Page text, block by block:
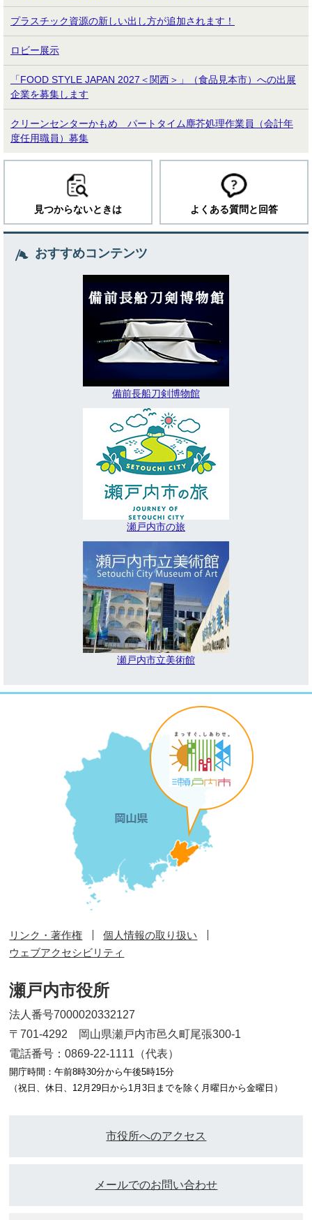
プラスチック資源の新しい出し方が追加されます！
ロビー展示
「FOOD STYLE JAPAN 2027＜関西＞」（食品見本市）への出展
企業を募集します
クリーンセンターかもめ パートタイム塵芥処理作業員（会計年
度任用職員）募集
見つからないときは よくある質問と回答
おすすめコンテンツ
備前長船刀剣博物館
瀬戸内市の旅
瀬戸内市立美術館
リンク・著作権
個人情報の取り扱い
ウェブアクセシビリティ
瀬戸内市役所
法人番号7000020332127
〒701-4292 岡山県瀬戸内市邑久町尾張300-1
電話番号：0869-22-1111（代表）
開庁時間：午前8時30分から午後5時15分
（祝日、休日、12月29日から1月3日までを除く月曜日から金曜日）
市役所へのアクセス
メールでのお問い合わせ